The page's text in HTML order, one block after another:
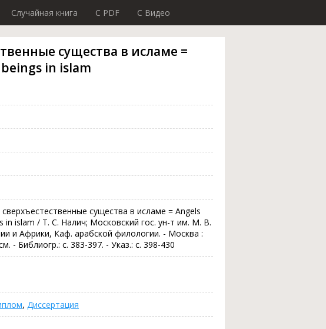
Случайная книга C PDF C Видео
существа в исламе =
in islam
существа в исламе = Angels
in islam / Т. С. Налич; Московский гос. ун-т им. М. В.
и Африки, Каф. арабской филологии. - Москва :
- Библиогр.: с. 383-397. - Указ.: с. 398-430
, Диссертация